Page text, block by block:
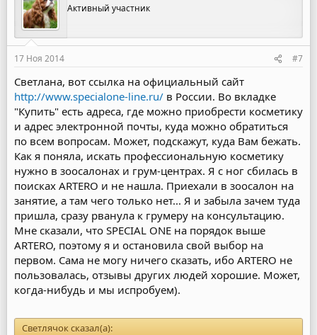
Активный участник
17 Ноя 2014 #7
Светлана, вот ссылка на официальный сайт
http://www.specialone-line.ru/ в России. Во вкладке
"Купить" есть адреса, где можно приобрести косметику
и адрес электронной почты, куда можно обратиться
по всем вопросам. Может, подскажут, куда Вам бежать.
Как я поняла, искать профессиональную косметику
нужно в зоосалонах и грум-центрах. Я с ног сбилась в
поисках ARTERO и не нашла. Приехали в зоосалон на
занятие, а там чего только нет... Я и забыла зачем туда
пришла, сразу рванула к грумеру на консультацию.
Мне сказали, что SPECIAL ONE на порядок выше
ARTERO, поэтому я и остановила свой выбор на
первом. Сама не могу ничего сказать, ибо ARTERO не
пользовалась, отзывы других людей хорошие. Может,
когда-нибудь и мы испробуем).
Светлячок сказал(а):